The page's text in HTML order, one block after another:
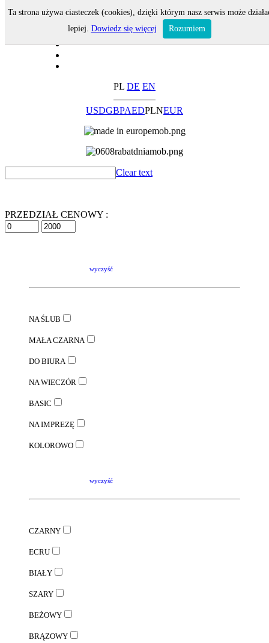
PL DE EN
USDGBPAEDPLNEUR
Clear text
PRZEDZIAŁ CENOWY :
wyczyść
NA ŚLUB
MAŁA CZARNA
DO BIURA
NA WIECZÓR
BASIC
NA IMPREZĘ
KOLOROWO
wyczyść
CZARNY
ECRU
BIAŁY
SZARY
BEŻOWY
BRĄZOWY
Ta strona używa ciasteczek (cookies), dzięki którym nasz serwis może
lepiej. Dowiedz się więcej Rozumiem